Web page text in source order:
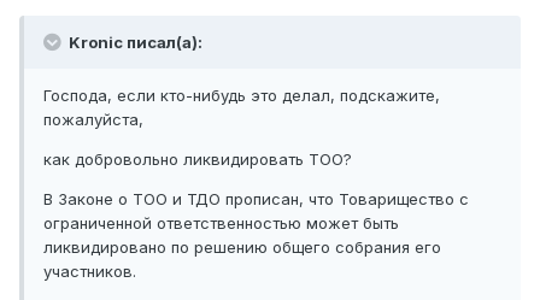
Kronic писал(а):
Господа, если кто-нибудь это делал, подскажите,
пожалуйста,
как добровольно ликвидировать ТОО?
В Законе о ТОО и ТДО прописан, что Товарищество с
ограниченной ответственностью может быть
ликвидировано по решению общего собрания его
участников.